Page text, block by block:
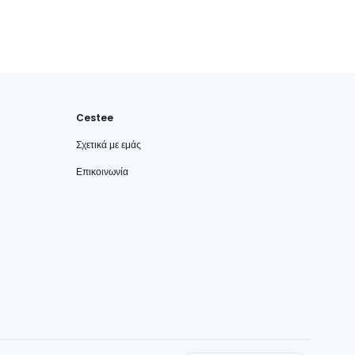
Cestee
Σχετικά με εμάς
Επικοινωνία